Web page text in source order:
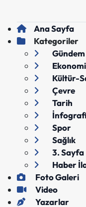
Ana Sayfa
Kategoriler
Gündem
Ekonomi
Kültür-
Çevre
Tarih
Spor
Sağlık
3. Sayfa
Haber
Foto Galeri
Video
Yazarlar